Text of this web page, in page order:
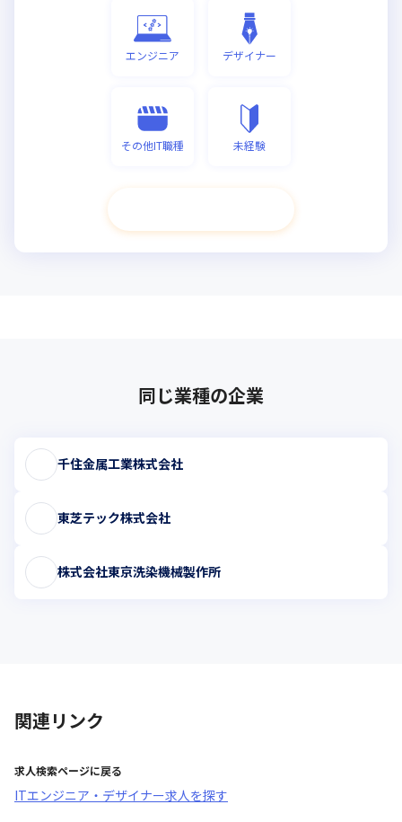
エンジニア デザイナー
その他IT職種 未経験
同じ業種の企業
千住金属工業株式会社
東芝テック株式会社
株式会社東京洗染機械製作所
関連リンク
求人検索ページに戻る
ITエンジニア・デザイナー求人を探す